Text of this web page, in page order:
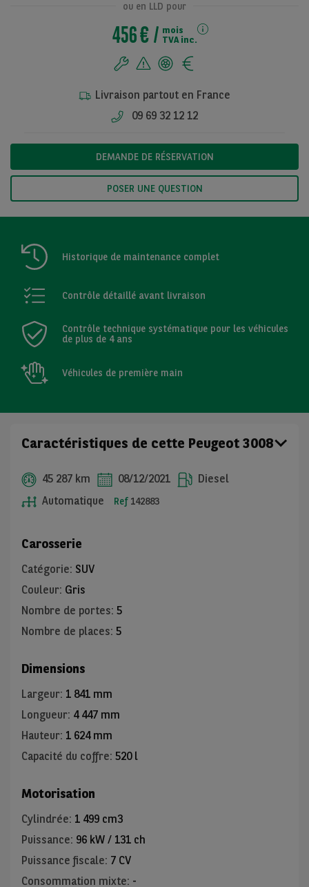
ou en LLD pour
456 €
mois
TVA inc.
Livraison partout en France
09 69 32 12 12
DEMANDE DE RÉSERVATION
POSER UNE QUESTION
Historique de maintenance complet
Contrôle détaillé avant livraison
Contrôle technique systématique pour les véhicules
de plus de 4 ans
Véhicules de première main
Caractéristiques de cette Peugeot 3008
45 287 km 08/12/2021
Diesel
Automatique
Ref 142883
Carosserie
Catégorie: SUV
Couleur: Gris
Nombre de portes: 5
Nombre de places: 5
Dimensions
Largeur: 1 841 mm
Longueur: 4 447 mm
Hauteur: 1 624 mm
Capacité du coffre: 520 l
Motorisation
Cylindrée: 1 499 cm3
Puissance: 96 kW / 131 ch
Puissance fiscale: 7 CV
Consommation mixte: -